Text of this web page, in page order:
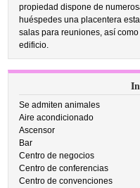
propiedad dispone de
huéspedes una placentera
salas para reuniones, así
edificio.
Se admiten animales
Aire acondicionado
Ascensor
Bar
Centro de negocios
Centro de conferencias
Centro de convenciones